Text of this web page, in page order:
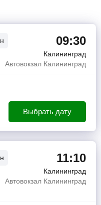
09:30
Калининград
Автовокзал Калининград
Выбрать дату
11:10
Калининград
Автовокзал Калининград